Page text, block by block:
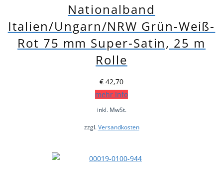
Nationalband
Italien/Ungarn/NRW Grün-Weiß-
Rot 75 mm Super-Satin, 25 m
Rolle
€ 42,70
mehr Info
inkl. MwSt.
zzgl.Versandkosten